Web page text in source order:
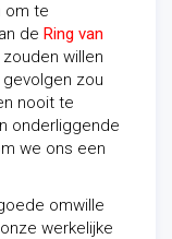
om te
de Ring van
willen
zou
nooit te
onderliggende
we ons een
omwille
werkelijke